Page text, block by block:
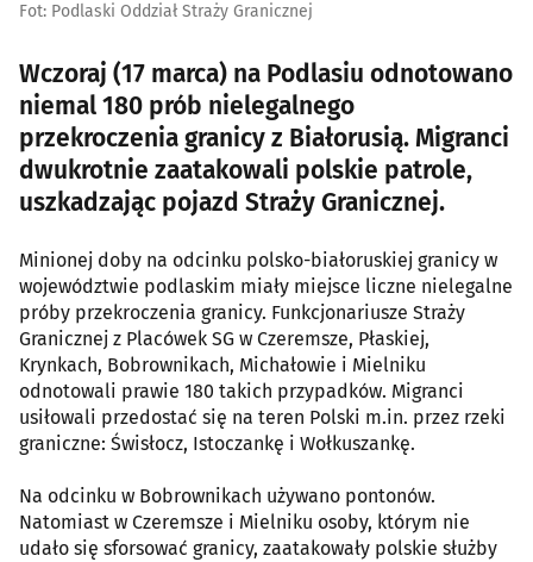
Fot: Podlaski Oddział Straży Granicznej
Wczoraj (17 marca) na Podlasiu odnotowano
niemal 180 prób nielegalnego
przekroczenia granicy z Białorusią. Migranci
dwukrotnie zaatakowali polskie patrole,
uszkadzając pojazd Straży Granicznej.
Minionej doby na odcinku polsko-białoruskiej granicy w
województwie podlaskim miały miejsce liczne nielegalne
próby przekroczenia granicy. Funkcjonariusze Straży
Granicznej z Placówek SG w Czeremsze, Płaskiej,
Krynkach, Bobrownikach, Michałowie i Mielniku
odnotowali prawie 180 takich przypadków. Migranci
usiłowali przedostać się na teren Polski m.in. przez rzeki
graniczne: Świsłocz, Istoczankę i Wołkuszankę.
Na odcinku w Bobrownikach używano pontonów.
Natomiast w Czeremsze i Mielniku osoby, którym nie
udało się sforsować granicy, zaatakowały polskie służby